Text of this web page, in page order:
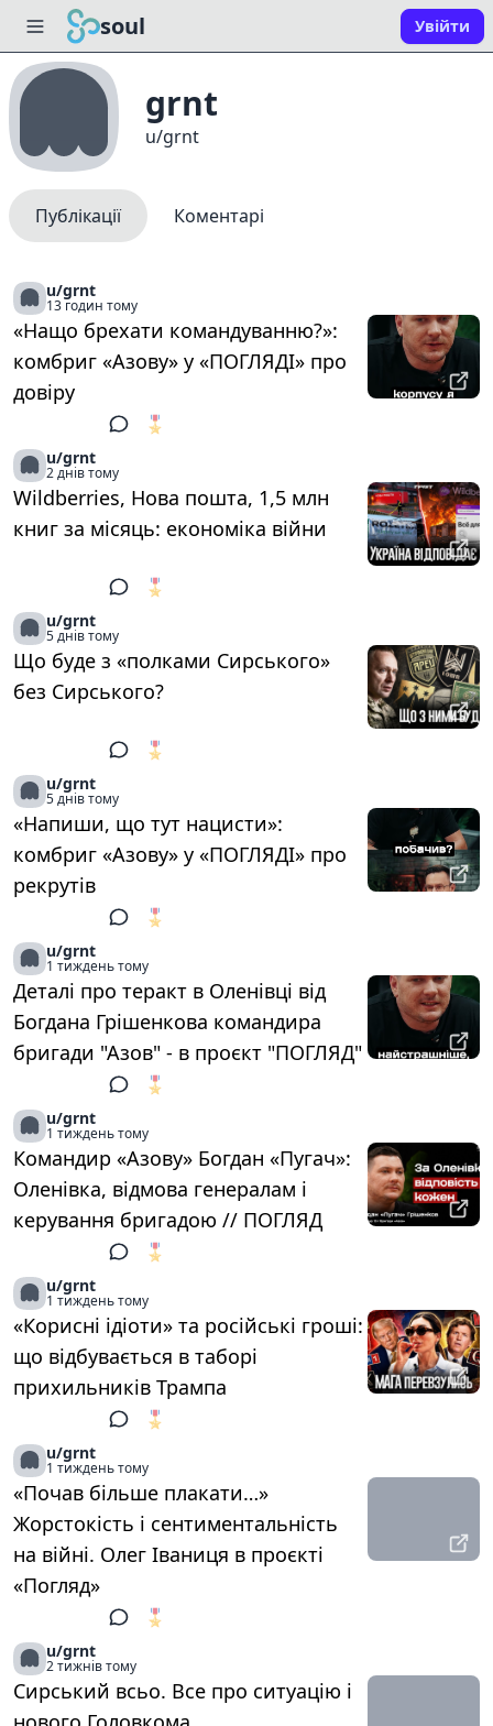
soul Увійти
grnt
u/grnt
Публікації Коментарі
u/grnt
13 годин тому
«Нащо брехати командуванню?»:
комбриг «Азову» у «ПОГЛЯДІ» про
довіру
🎖️
u/grnt
2 днів тому
Wildberries, Нова пошта, 1,5 млн
книг за місяць: економіка війни
🎖️
u/grnt
5 днів тому
Що буде з «полками Сирського»
без Сирського?
🎖️
u/grnt
5 днів тому
«Напиши, що тут нацисти»:
комбриг «Азову» у «ПОГЛЯДІ» про
рекрутів
🎖️
u/grnt
1 тиждень тому
Деталі про теракт в Оленівці від
Богдана Грішенкова командира
бригади "Азов" - в проєкт "ПОГЛЯД"
🎖️
u/grnt
1 тиждень тому
Командир «Азову» Богдан «Пугач»:
Оленівка, відмова генералам і
керування бригадою // ПОГЛЯД
🎖️
u/grnt
1 тиждень тому
«Корисні ідіоти» та російські гроші:
що відбувається в таборі
прихильників Трампа
🎖️
u/grnt
1 тиждень тому
«Почав більше плакати…»
Жорстокість і сентиментальність
на війні. Олег Іваниця в проєкті
«Погляд»
🎖️
u/grnt
2 тижнів тому
Сирський всьо. Все про ситуацію і